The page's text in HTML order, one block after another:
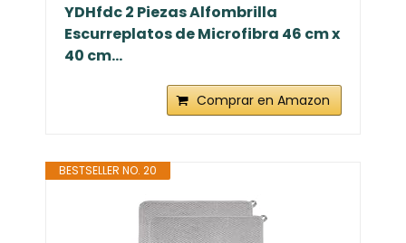
YDHfdc 2 Piezas Alfombrilla
Escurreplatos de Microfibra 46 cm x
40 cm...
Comprar en Amazon
BESTSELLER NO. 20